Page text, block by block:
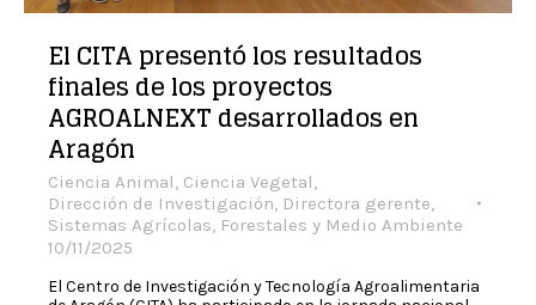
El CITA presentó los resultados
finales de los proyectos
AGROALNEXT desarrollados en
Aragón
Ciencia Animal, Ciencia Vegetal,
Dirección de Investigación, Directora gerente,
Sistemas Agrícolas, Forestales y Medio Ambiente
10/11/2025
El Centro de Investigación y Tecnología Agroalimentaria